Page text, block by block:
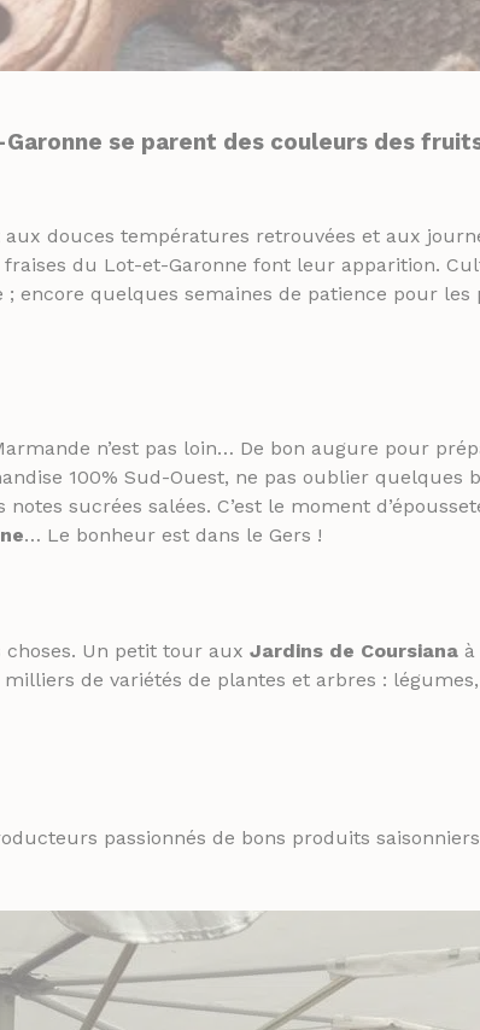
se parent des couleurs des
douces températures retrouvées et aux
du Lot-et-Garonne font leur apparition.
encore quelques semaines de patience pour
n’est pas loin… De bon augure pour
100% Sud-Ouest, ne pas oublier quelques
sucrées salées. C’est le moment
… Le bonheur est dans le Gers !
Un petit tour aux Jardins de Coursiana
de variétés de plantes et arbres :
passionnés de bons produits